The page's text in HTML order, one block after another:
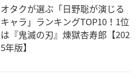
オタクが選ぶ「日野聡が演じる
キャラ」ランキングTOP10！1位
は『鬼滅の刃』煉󠄁獄杏寿郎【202
5年版】